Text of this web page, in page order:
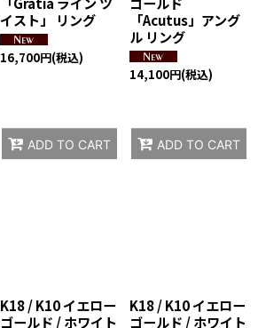
イスト」 リング
16,700円(税込)
ADD TO CART
「Acutus」アング
ル リング
14,100円(税込)
ADD TO CART
K18 / K10 イエロー
ゴールド / ホワイト
K18 / K10 イエロー
ゴールド / ホワイト